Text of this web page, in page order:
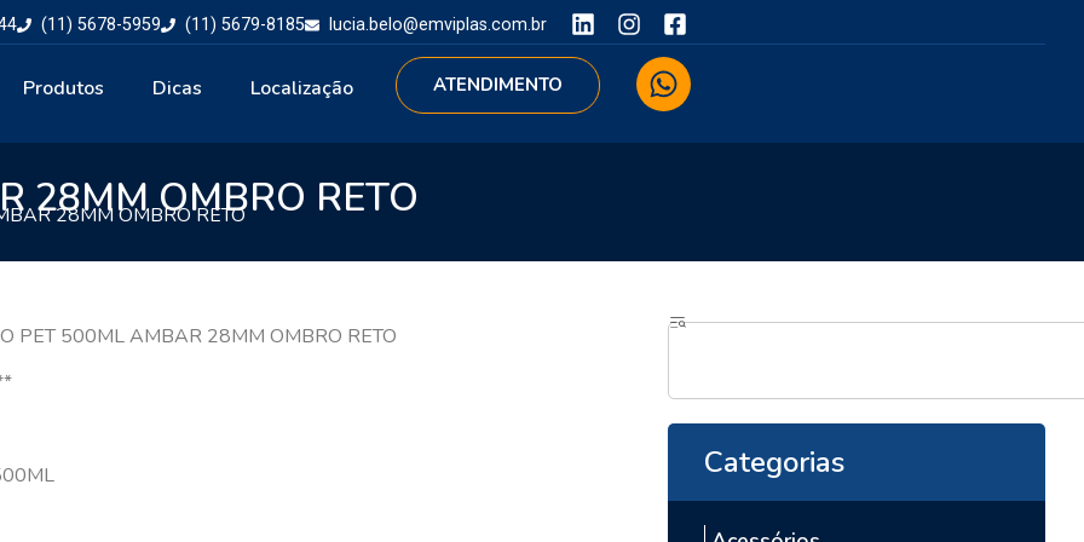
(11) 5678-5959 (11) 5679-8185 lucia.belo@emviplas.com.br
Produtos Dicas Localização ATENDIMENTO
28MM OMBRO RETO
28MM OMBRO RETO
Categorias
PET 500ML AMBAR 28MM OMBRO RETO